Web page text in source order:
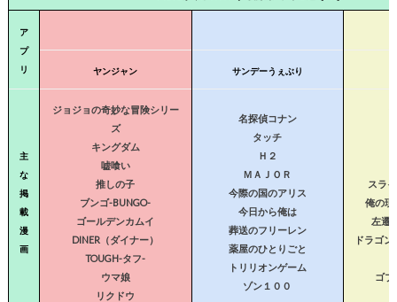
ア
プ
リ
ヤンジャン サンデーうぇぶり
主
な
掲
載
漫
画
ジョジョの奇妙な冒険シリー
ズ
キングダム
嘘喰い
推しの子
ブンゴ-BUNGO-
ゴールデンカムイ
DINER（ダイナー）
TOUGH-タフ-
ウマ娘
リクドウ
名探偵コナン
タッチ
Ｈ２
ＭＡＪＯＲ
今際の国のアリス
今日から俺は
葬送のフリーレン
薬屋のひとりごと
トリリオンゲーム
ゾン１００
スラ
俺の現
左遷
ドラゴ
ゴブ